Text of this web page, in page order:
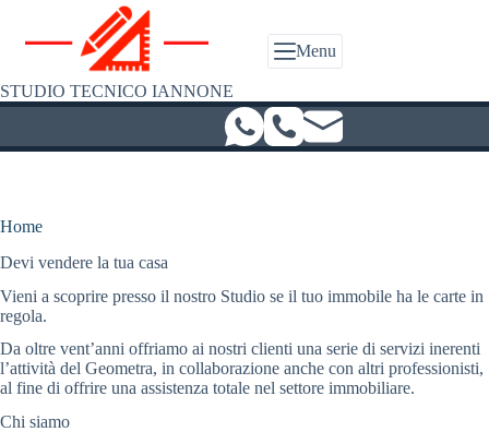
contenuto
STUDIO TECNICO IANNONE
Menu
Home
Devi vendere la tua casa
Vieni a scoprire presso il nostro Studio se il tuo immobile ha le carte in
regola.
Da oltre vent’anni offriamo ai nostri clienti una serie di servizi inerenti
l’attività del Geometra, in collaborazione anche con altri professionisti,
al fine di offrire una assistenza totale nel settore immobiliare.
Chi siamo